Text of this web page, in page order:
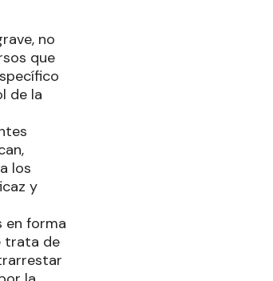
no
que
de la
los
y
en forma
trata de